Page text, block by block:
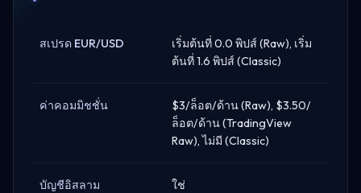
สเปรด EUR/USD
เริ่มต้นที่ 0.0 พิปส์ (Raw), เริ่ม
ต้นที่ 1.6 พิปส์ (Classic)
ค่าคอมมิชชั่น
$3/ล็อต/ด้าน (Raw), $3.50/
ล็อต/ด้าน (TradingView
Raw), ไม่มี (Classic)
บัญชีอิสลาม ใช่